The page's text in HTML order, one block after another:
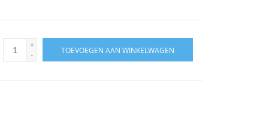
+
-
TOEVOEGEN AAN WINKELWAGEN